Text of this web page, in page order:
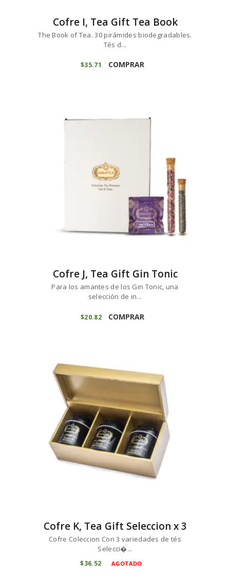
Cofre I, Tea Gift Tea Book
The Book of Tea. 30 pirámides biodegradables.
Tés d...
$35 71 COMPRAR
Cofre J, Tea Gift Gin Tonic
Para los amantes de los Gin Tonic, una
selección de in...
$20 82 COMPRAR
Cofre K, Tea Gift Seleccion x 3
Cofre Coleccion Con 3 variedades de tés
Selecci�...
$36 52 AGOTADO